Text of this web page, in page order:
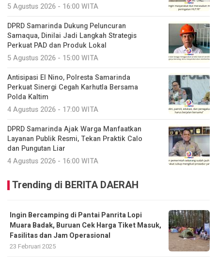
5 Agustus 2026 - 16:00 WITA
DPRD Samarinda Dukung Peluncuran
Samaqua, Dinilai Jadi Langkah Strategis
Perkuat PAD dan Produk Lokal
5 Agustus 2026 - 15:00 WITA
Antisipasi El Nino, Polresta Samarinda
Perkuat Sinergi Cegah Karhutla Bersama
Polda Kaltim
4 Agustus 2026 - 17:00 WITA
DPRD Samarinda Ajak Warga Manfaatkan
Layanan Publik Resmi, Tekan Praktik Calo
dan Pungutan Liar
4 Agustus 2026 - 16:00 WITA
Trending di BERITA DAERAH
Ingin Bercamping di Pantai Panrita Lopi
Muara Badak, Buruan Cek Harga Tiket Masuk,
Fasilitas dan Jam Operasional
23 Februari 2025